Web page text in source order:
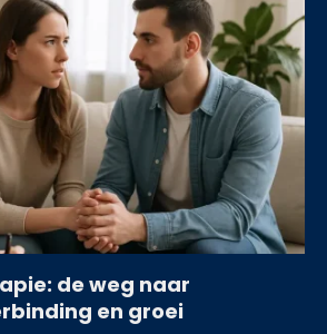
de weg naar
en groei